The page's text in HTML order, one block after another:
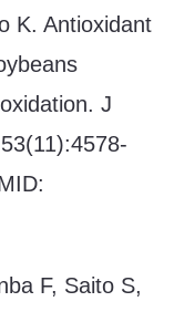
K. Antioxidant
J
F, Saito S,